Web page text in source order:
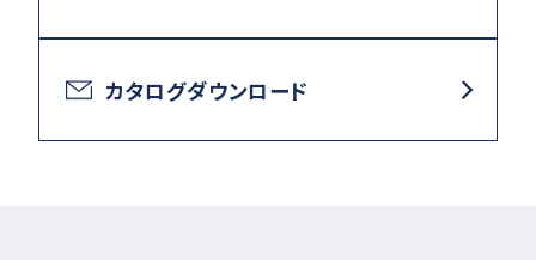
カタログダウンロード